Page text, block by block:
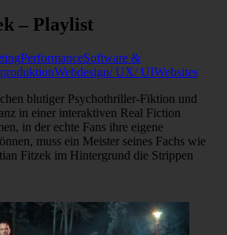
– Playlist
PerformanceSoftware &
Webdesign/ UX/ UIWebsites
blutiger Psychothriller-Fiktion und
in einer interaktiven Real Fiction
in der echte Fans ihre eigene
muss ein Meister seines Fachs wie
Fitzek im Hintergrund die Strippen